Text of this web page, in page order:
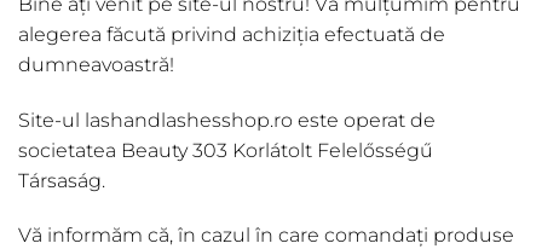
alegerea făcută privind achiziţia efectuată de
dumneavoastră!
Site-ul lashandlashesshop.ro este operat de
societatea Beauty 303 Korlátolt Felelősségű
Társaság.
Vă informăm că, în cazul în care comandați produse